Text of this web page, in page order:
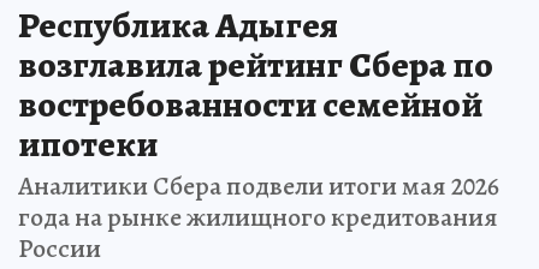
Республика Адыгея
возглавила рейтинг Сбера по
востребованности семейной
ипотеки
Аналитики Сбера подвели итоги мая 2026
года на рынке жилищного кредитования
России